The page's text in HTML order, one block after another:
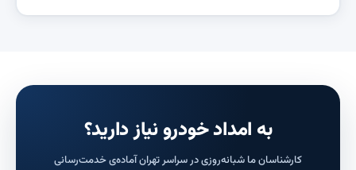
به امداد خودرو نیاز دارید؟
کارشناسان ما شبانه‌روزی در سراسر تهران آماده‌ی خدمت‌رسانی